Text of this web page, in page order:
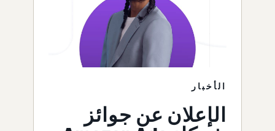
الأخبار
الإعلان عن جوائز